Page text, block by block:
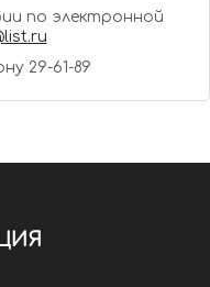
по электронной
29-61-89